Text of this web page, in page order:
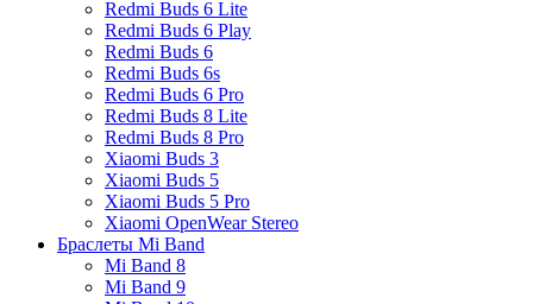
Redmi Buds 6 Lite
Redmi Buds 6 Play
Redmi Buds 6
Redmi Buds 6s
Redmi Buds 6 Pro
Redmi Buds 8 Lite
Redmi Buds 8 Pro
Xiaomi Buds 3
Xiaomi Buds 5
Xiaomi Buds 5 Pro
Xiaomi OpenWear Stereo
Браслеты Mi Band
Mi Band 8
Mi Band 9